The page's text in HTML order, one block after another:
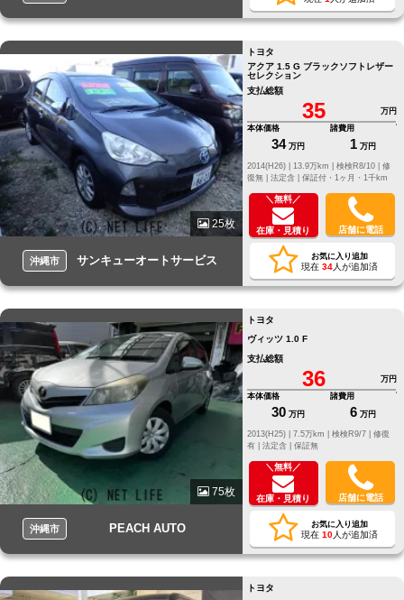
25枚
沖縄市 サンキューオートサービス
トヨタ
アクア 1.5 G ブラックソフトレザー
セレクション
支払総額
35
万円
本体価格
34 万円
諸費用
1 万円
修
復無 | 法定含 | 保証付・1ヶ月・1千km
＼無料／
在庫・見積り 店舗に電話
お気に入り追加
現在 34人が追加済
75枚
沖縄市 PEACH AUTO
トヨタ
ヴィッツ 1.0 F
支払総額
36
万円
本体価格
30 万円
諸費用
6 万円
修復
有 | 法定含 | 保証無
＼無料／
在庫・見積り 店舗に電話
お気に入り追加
現在 10人が追加済
トヨタ